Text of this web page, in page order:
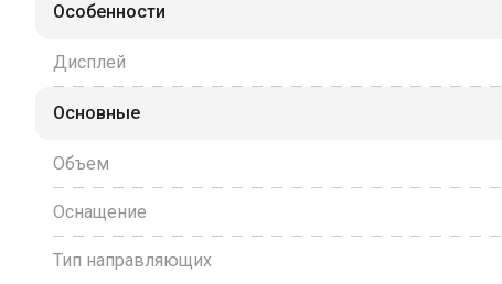
Особенности
Дисплей
Основные
Объем
Оснащение
Тип направляющих